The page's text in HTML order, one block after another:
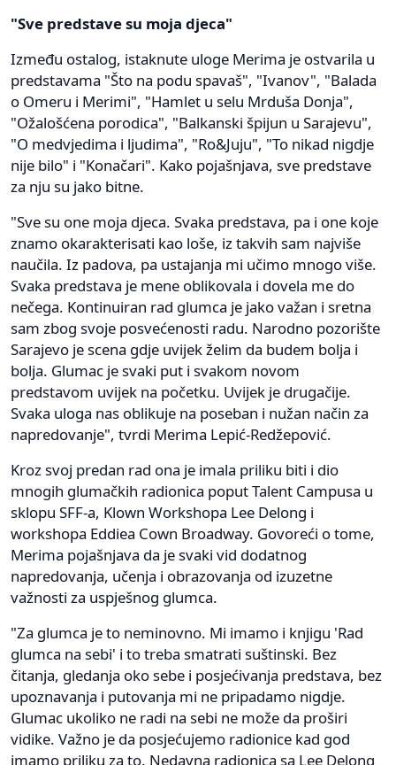
"Sve predstave su moja djeca"
Između ostalog, istaknute uloge Merima je ostvarila u
predstavama "Što na podu spavaš", "Ivanov", "Balada
o Omeru i Merimi", "Hamlet u selu Mrduša Donja",
"Ožalošćena porodica", "Balkanski špijun u Sarajevu",
"O medvjedima i ljudima", "Ro&Juju", "To nikad nigdje
nije bilo" i "Konačari". Kako pojašnjava, sve predstave
za nju su jako bitne.
"Sve su one moja djeca. Svaka predstava, pa i one koje
znamo okarakterisati kao loše, iz takvih sam najviše
naučila. Iz padova, pa ustajanja mi učimo mnogo više.
Svaka predstava je mene oblikovala i dovela me do
nečega. Kontinuiran rad glumca je jako važan i sretna
sam zbog svoje posvećenosti radu. Narodno pozorište
Sarajevo je scena gdje uvijek želim da budem bolja i
bolja. Glumac je svaki put i svakom novom
predstavom uvijek na početku. Uvijek je drugačije.
Svaka uloga nas oblikuje na poseban i nužan način za
napredovanje", tvrdi Merima Lepić-Redžepović.
Kroz svoj predan rad ona je imala priliku biti i dio
mnogih glumačkih radionica poput Talent Campusa u
sklopu SFF-a, Klown Workshopa Lee Delong i
workshopa Eddiea Cown Broadway. Govoreći o tome,
Merima pojašnjava da je svaki vid dodatnog
napredovanja, učenja i obrazovanja od izuzetne
važnosti za uspješnog glumca.
"Za glumca je to neminovno. Mi imamo i knjigu 'Rad
glumca na sebi' i to treba smatrati suštinski. Bez
čitanja, gledanja oko sebe i posjećivanja predstava, bez
upoznavanja i putovanja mi ne pripadamo nigdje.
Glumac ukoliko ne radi na sebi ne može da proširi
vidike. Važno je da posjećujemo radionice kad god
imamo priliku za to. Nedavna radionica sa Lee Delong